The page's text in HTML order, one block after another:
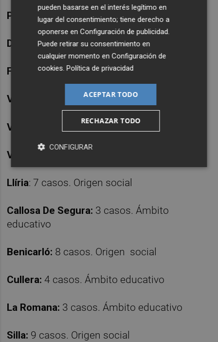
Paiporta:6 casos. Origen social
Dénia: 9 casos. Origen social
Forcall:4 casos. Origen social
Vinaròs: 4 casos. Origen social
Vinaròs: 4 casos. Origen social
València
Llíria: 7 casos. Origen social
Callosa De Segura: 3 casos. Ámbito
educativo
Benicarló: 8 casos. Origen social
Cullera: 4 casos. Ámbito educativo
La Romana: 3 casos. Ámbito educativo
Silla: 9 casos. Origen social
pueden basarse en el interés legítimo en
lugar del consentimiento; tiene derecho a
oponerse enConfiguración de publicidad
Puede retirar su consentimiento en
cualquier momento enConfiguración de
cookies .Política de privacidad
ACEPTAR TODO
RECHAZAR TODO
CONFIGURAR